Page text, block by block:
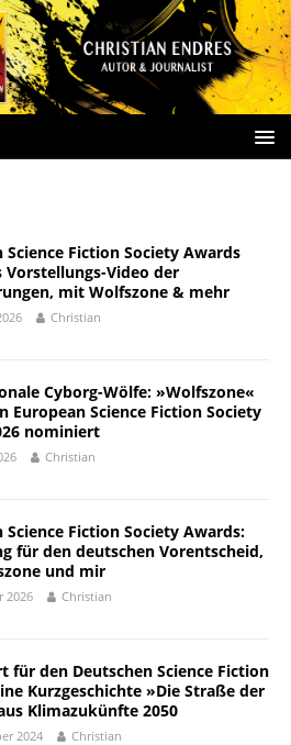
Science Fiction Society Awards
Vorstellungs-Video der
mit Wolfszone & mehr
Christian
Cyborg-Wölfe: »Wolfszone«
European Science Fiction Society
nominiert
Christian
Science Fiction Society Awards:
für den deutschen Vorentscheid,
und mir
2026 Christian
für den Deutschen Science Fiction
Kurzgeschichte »Die Straße der
Klimazukünfte 2050
2024 Christian